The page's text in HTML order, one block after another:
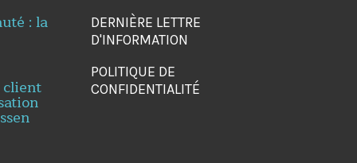
: la
client
DERNIÈRE LETTRE
D'INFORMATION
POLITIQUE DE
CONFIDENTIALITÉ